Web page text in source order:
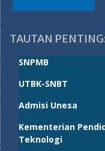
TAUTAN
SNPMB
UTBK-SNBT
Admisi Unesa
Kementerian
Teknologi